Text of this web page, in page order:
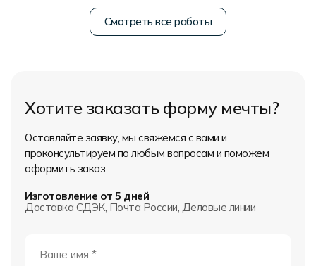
Смотреть все работы
Хотите заказать форму мечты?
Оставляйте заявку, мы свяжемся с вами и
проконсультируем по любым вопросам и поможем
оформить заказ
Изготовление от 5 дней
Доставка СДЭК, Почта России, Деловые линии